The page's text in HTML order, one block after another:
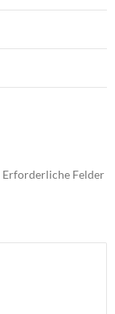
Erforderliche Felder